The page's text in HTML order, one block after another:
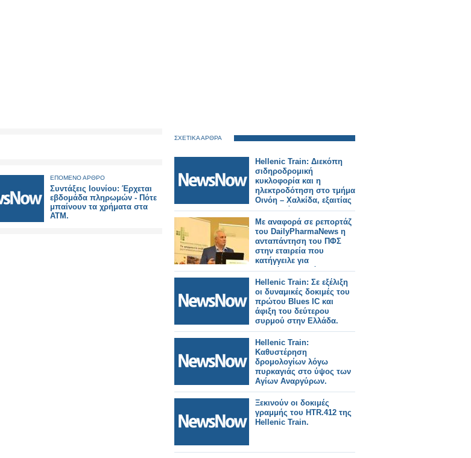
ΕΠΟΜΕΝΟ ΑΡΘΡΟ
Συντάξεις Ιουνίου: Έρχεται
εβδομάδα πληρωμών - Πότε
μπαίνουν τα χρήματα στα
ΑΤΜ.
ΣΧΕΤΙΚΑ ΑΡΘΡΑ
Hellenic Train: Διεκόπη
σιδηροδρομική
κυκλοφορία και η
ηλεκτροδότηση στο τμήμα
Οινόη – Χαλκίδα, εξαιτίας
πυρκαγιάς.
Με αναφορά σε ρεπορτάζ
του DailyPharmaNews η
ανταπάντηση του ΠΦΣ
στην εταιρεία που
κατήγγειλε για
απαράδεκτο τρόπο
διάθεσης σκευάσματός
της
Hellenic Train: Σε εξέλιξη
οι δυναμικές δοκιμές του
πρώτου Blues IC και
άφιξη του δεύτερου
συρμού στην Ελλάδα.
Hellenic Train:
Καθυστέρηση
δρομολογίων λόγω
πυρκαγιάς στο ύψος των
Αγίων Αναργύρων.
Ξεκινούν οι δοκιμές
γραμμής του HTR.412 της
Hellenic Train.